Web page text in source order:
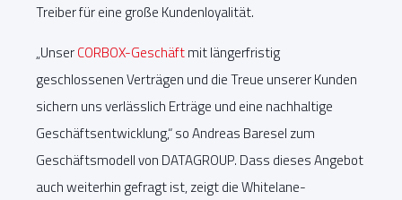
Treiber für eine große Kundenloyalität.
„UnserCORBOX-Geschäftmit längerfristig
geschlossenen Verträgen und die Treue unserer Kunden
sichern uns verlässlich Erträge und eine nachhaltige
Geschäftsentwicklung,“ so Andreas Baresel zum
Geschäftsmodell von DATAGROUP. Dass dieses Angebot
auch weiterhin gefragt ist, zeigt die Whitelane-